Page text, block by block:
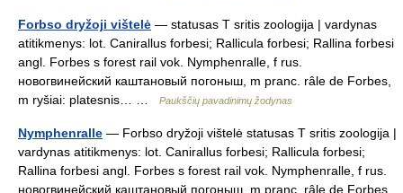
Forbso dryžoji vištelė — statusas T sritis zoologija | vardynas
atitikmenys: lot. Canirallus forbesi; Rallicula forbesi; Rallina forbesi
angl. Forbes s forest rail vok. Nymphenralle, f rus.
новогвинейский каштановый погоныш, m pranc. râle de Forbes,
m ryšiai: platesnis… …
Paukščių pavadinimų žodynas
Nymphenralle — Forbso dryžoji vištelė statusas T sritis zoologija |
vardynas atitikmenys: lot. Canirallus forbesi; Rallicula forbesi;
Rallina forbesi angl. Forbes s forest rail vok. Nymphenralle, f rus.
новогвинейский каштановый погоныш, m pranc. râle de Forbes